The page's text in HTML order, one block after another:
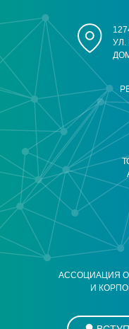
АССОЦИАЦИЯ
И
УЛ.